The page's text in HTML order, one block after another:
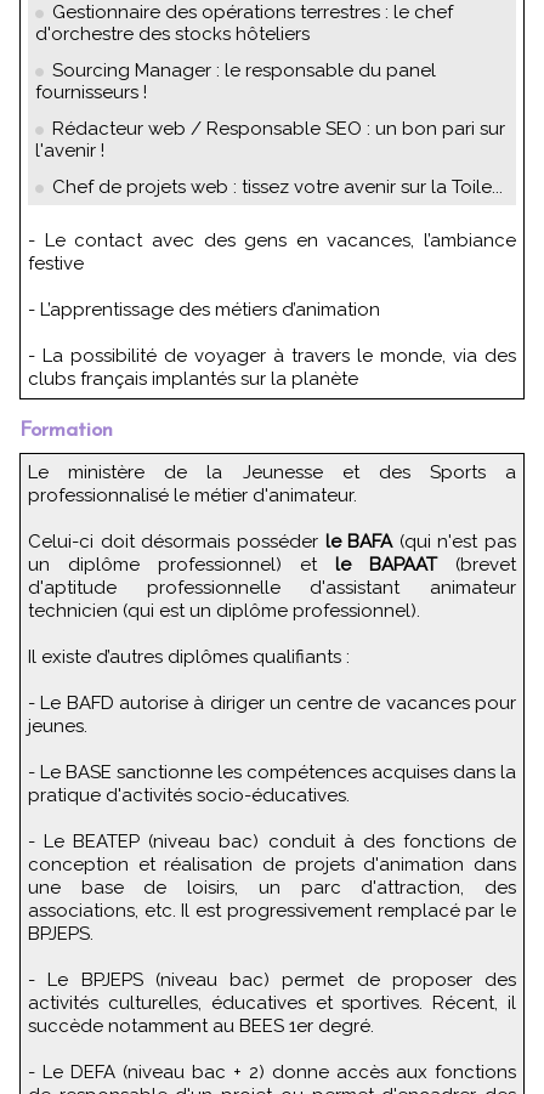
Gestionnaire des opérations terrestres : le chef
d'orchestre des stocks hôteliers
Sourcing Manager : le responsable du panel
fournisseurs !
Rédacteur web / Responsable SEO : un bon pari sur
l'avenir !
Chef de projets web : tissez votre avenir sur la Toile...
- Le contact avec des gens en vacances, l’ambiance
festive
- L’apprentissage des métiers d’animation
- La possibilité de voyager à travers le monde, via des
clubs français implantés sur la planète
Formation
Le ministère de la Jeunesse et des Sports a
professionnalisé le métier d'animateur.
Celui-ci doit désormais posséder le BAFA(qui n'est pas
un diplôme professionnel) et le BAPAAT(brevet
d'aptitude professionnelle d'assistant animateur
technicien (qui est un diplôme professionnel).
Il existe d’autres diplômes qualifiants :
- Le BAFD autorise à diriger un centre de vacances pour
jeunes.
- Le BASE sanctionne les compétences acquises dans la
pratique d'activités socio-éducatives.
- Le BEATEP (niveau bac) conduit à des fonctions de
conception et réalisation de projets d'animation dans
une base de loisirs, un parc d'attraction, des
associations, etc. Il est progressivement remplacé par le
BPJEPS.
- Le BPJEPS (niveau bac) permet de proposer des
activités culturelles, éducatives et sportives. Récent, il
succède notamment au BEES 1er degré.
- Le DEFA (niveau bac + 2) donne accès aux fonctions